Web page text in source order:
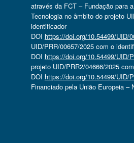
através da FCT – Fundação para
Tecnologia no âmbito do projeto
identificador
DOI https://doi.org/10.54499/UID/
UID/PRR/00657/2025 com o
DOI https://doi.org/10.54499/UID/
projeto UID/PRR2/04666/2025
DOI https://doi.org/10.54499/UID/
Financiado pela União Europeia –